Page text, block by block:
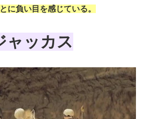
に負い目を感じている。
ャッカス